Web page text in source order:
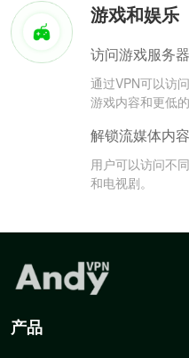
游戏和娱乐
访问游戏服务器
通过VPN可以访
游戏内容和更低的
解锁流媒体内容
用户可以访问不
和电视剧。
产品